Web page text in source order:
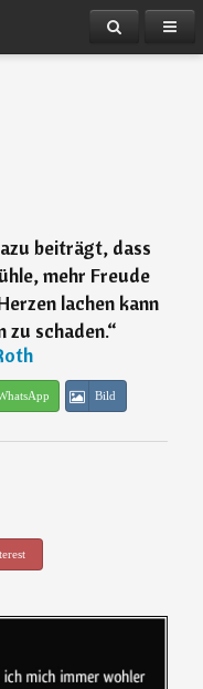
beiträgt, dass
mehr Freude
lachen kann
zu schaden.“
Bild